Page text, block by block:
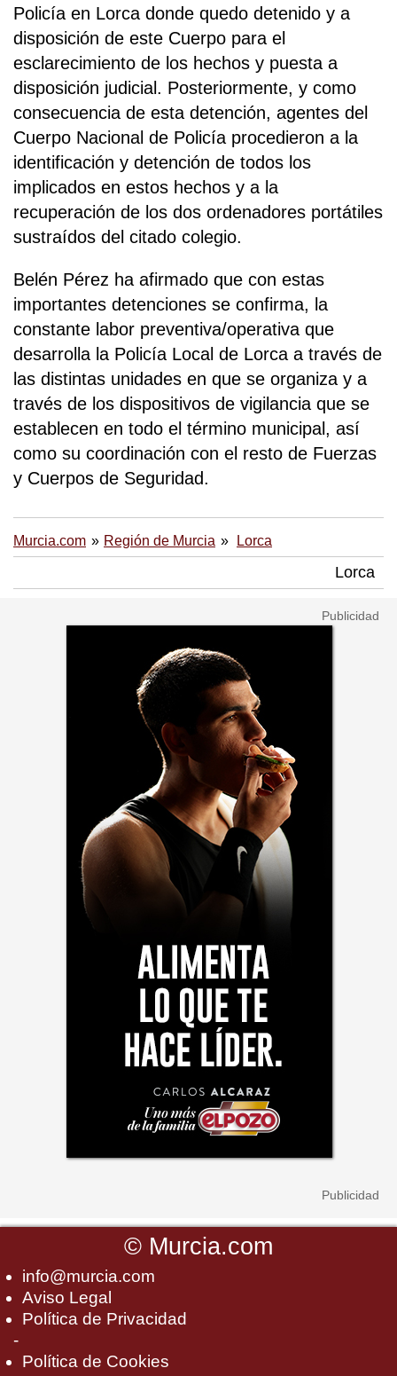
Policía en Lorca donde quedo detenido y a
disposición de este Cuerpo para el
esclarecimiento de los hechos y puesta a
disposición judicial. Posteriormente, y como
consecuencia de esta detención, agentes del
Cuerpo Nacional de Policía procedieron a la
identificación y detención de todos los
implicados en estos hechos y a la
recuperación de los dos ordenadores portátiles
sustraídos del citado colegio.
Belén Pérez ha afirmado que con estas
importantes detenciones se confirma, la
constante labor preventiva/operativa que
desarrolla la Policía Local de Lorca a través de
las distintas unidades en que se organiza y a
través de los dispositivos de vigilancia que se
establecen en todo el término municipal, así
como su coordinación con el resto de Fuerzas
y Cuerpos de Seguridad.
Murcia.com Región de Murcia Lorca
Lorca
© Murcia.com
info@murcia.com
Aviso Legal
Política de Privacidad
-
Política de Cookies